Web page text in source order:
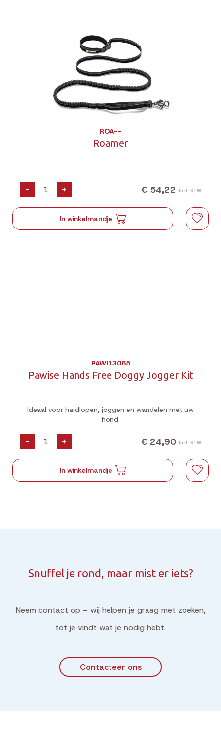
ROA--
Roamer
- + € 54,22 Incl. BTW
In winkelmandje
PAWI13065
Pawise Hands Free Doggy Jogger Kit
Ideaal voor hardlopen, joggen en wandelen met uw
hond.
- + € 24,90 Incl. BTW
In winkelmandje
Snuffel je rond, maar mist er iets?
Neem contact op – wij helpen je graag met zoeken,
tot je vindt wat je nodig hebt.
Contacteer ons